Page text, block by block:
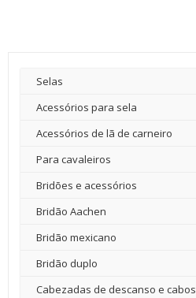
Selas
Acessórios para sela
Acessórios de lã de carneiro
Para cavaleiros
Bridões e acessórios
Bridão Aachen
Bridão mexicano
Bridão duplo
Cabezadas de descanso e cabos